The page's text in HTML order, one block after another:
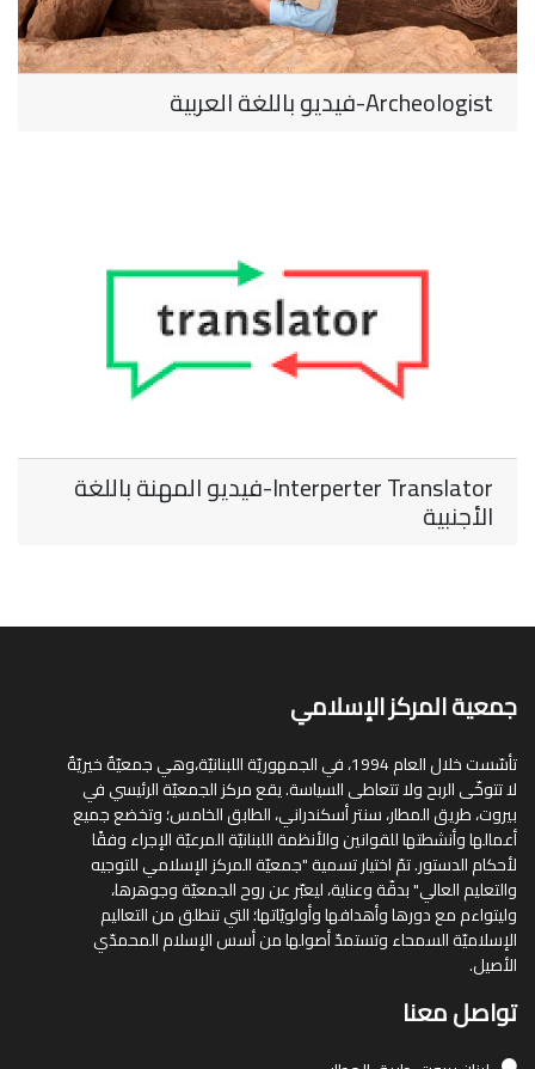
Archeologist-فيديو باللغة العربية
Interperter Translator-فيديو المهنة باللغة
الأجنبية
جمعية المركز الإسلامي
تأسّست خلال العام 1994، في الجمهوريّة اللبنانيّة،وهي جمعيّةٌ خيريّةٌ
لا تتوخّى الربح ولا تتعاطى السياسة. يقع مركز الجمعيّة الرئيسي في
بيروت، طريق المطار، سنتر أسكندراني، الطابق الخامس؛ وتخضع جميع
أعمالها وأنشطتها للقوانين والأنظمة اللبنانيّة المرعيّة الإجراء وفقًا
لأحكام الدستور. تمّ اختيار تسمية "جمعيّة المركز الإسلامي للتوجيه
والتعليم العالي" بدقّة وعناية، ليعبّر عن روح الجمعيّة وجوهرها،
وليتواءم مع دورها وأهدافها وأولويّاتها؛ التي تنطلق من التعاليم
الإسلاميّة السمحاء وتستمدّ أصولها من أسس الإسلام المحمدّي
الأصيل.
تواصل معنا